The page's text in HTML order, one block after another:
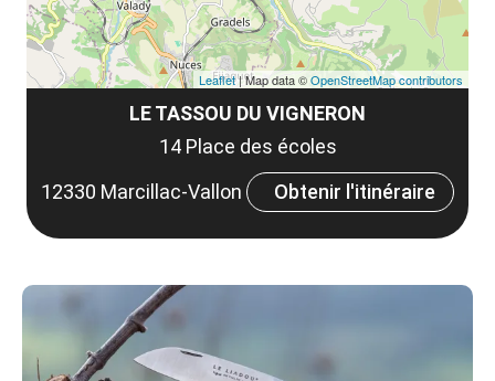
LE TASSOU DU VIGNERON
14 Place des écoles
12330 Marcillac-Vallon
Obtenir l'itinéraire
Leaflet| Map data ©OpenStreetMap contributors